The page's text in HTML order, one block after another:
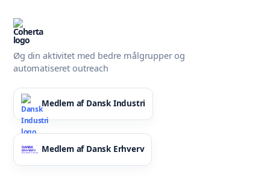
Øg din aktivitet med bedre målgrupper og
automatiseret outreach
Medlem af Dansk Industri
Medlem af Dansk Erhverv